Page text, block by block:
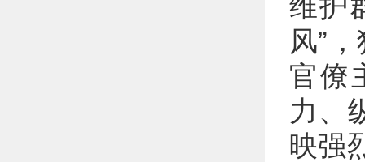
风”
官僚
力、
映强